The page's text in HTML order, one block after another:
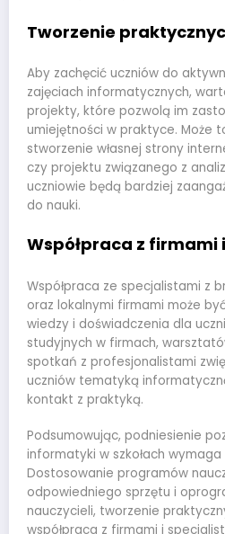
Tworzenie
Aby zachęcić uczniów do
zajęciach informatycznych,
projekty, które pozwolą im
umiejętności w praktyce. Może
stworzenie własnej strony
czy projektu związanego z
uczniowie będą bardziej
do nauki.
Współpraca z
Współpraca ze specjalistami z
oraz lokalnymi firmami może
wiedzy i doświadczenia dla
studyjnych w firmach,
spotkań z profesjonalistami
uczniów tematyką
kontakt z praktyką.
Podsumowując, podniesienie
informatyki w szkołach wymaga
Dostosowanie programów
odpowiedniego sprzętu i
nauczycieli, tworzenie
współpraca z firmami i